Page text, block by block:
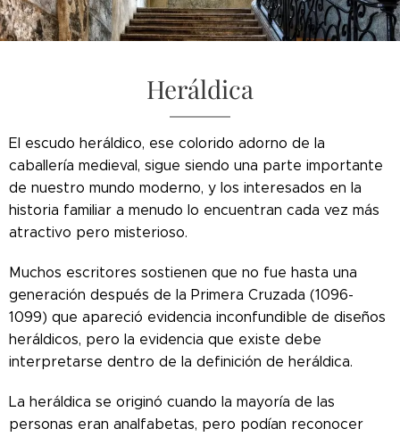
Heráldica
El escudo heráldico, ese colorido adorno de la
caballería medieval, sigue siendo una parte importante
de nuestro mundo moderno, y los interesados ​​en la
historia familiar a menudo lo encuentran cada vez más
atractivo pero misterioso.
Muchos escritores sostienen que no fue hasta una
generación después de la Primera Cruzada (1096-
1099) que apareció evidencia inconfundible de diseños
heráldicos, pero la evidencia que existe debe
interpretarse dentro de la definición de heráldica.
La heráldica se originó cuando la mayoría de las
personas eran analfabetas, pero podían reconocer